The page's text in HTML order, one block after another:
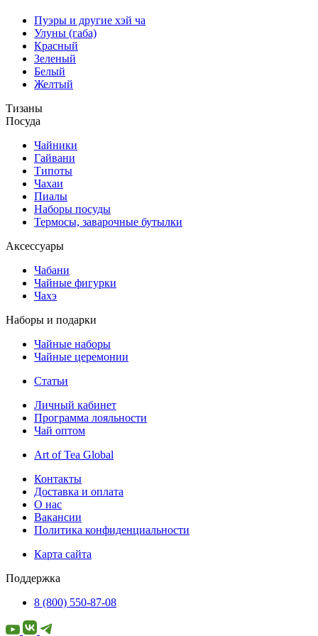
Пуэры и другие хэй ча
Улуны (габа)
Красный
Зеленый
Белый
Желтый
Тизаны
Посуда
Чайники
Гайвани
Типоты
Чахаи
Пиалы
Наборы посуды
Термосы, заварочные бутылки
Аксессуары
Чабани
Чайные фигурки
Чахэ
Наборы и подарки
Чайные наборы
Чайные церемонии
Статьи
Личный кабинет
Программа лояльности
Чай оптом
Art of Tea Global
Контакты
Доставка и оплата
О нас
Вакансии
Политика конфиденциальности
Карта сайта
Поддержка
8 (800) 550-87-08